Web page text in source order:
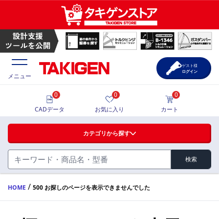
ハンドル・取手・つまみ・周辺機器
FA・A
蝶番・ステー・周辺機器
価格一覧
製品カタログ
メニュー
カテゴリから探す
検索
0
CADデータ
0
お気に入り
0
カート
ゲスト様
ログイン
HOME / 500 お探しのページを表示できませんでした